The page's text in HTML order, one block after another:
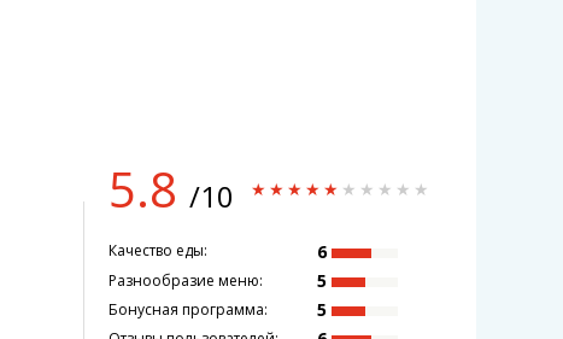
5.8 /10
Качество еды: 6
Разнообразие меню: 5
Бонусная программа: 5